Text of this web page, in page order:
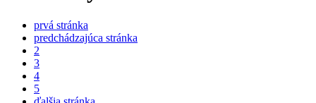
prvá stránka
predchádzajúca stránka
2
3
4
5